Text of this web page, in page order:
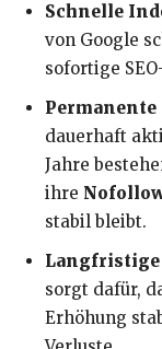
Schnelle
von Google
sofortige
dauerhaft
Jahre
ihre
stabil bleibt.
Langfristige
sorgt dafür,
Erhöhung